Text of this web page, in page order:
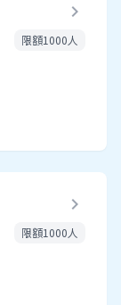
chevron_right
限額1000人
chevron_right
限額1000人